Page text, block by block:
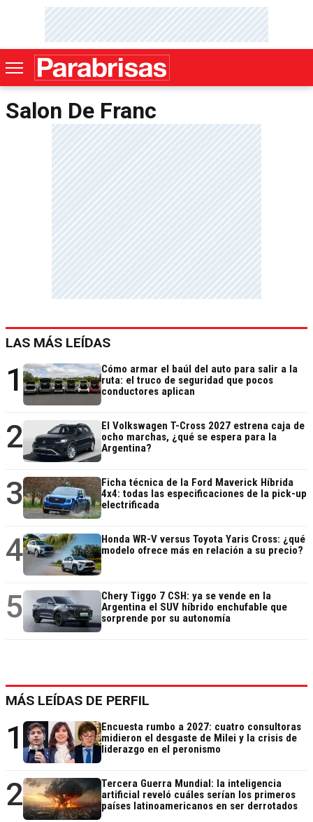
Salon De Franc
LAS MÁS LEÍDAS
1
Cómo armar el baúl del auto para salir a la
ruta: el truco de seguridad que pocos
conductores aplican
2
El Volkswagen T-Cross 2027 estrena caja de
ocho marchas, ¿qué se espera para la
Argentina?
3
Ficha técnica de la Ford Maverick Híbrida
4x4: todas las especificaciones de la pick-up
electrificada
4
Honda WR-V versus Toyota Yaris Cross: ¿qué
modelo ofrece más en relación a su precio?
5
Chery Tiggo 7 CSH: ya se vende en la
Argentina el SUV híbrido enchufable que
sorprende por su autonomía
MÁS LEÍDAS DE PERFIL
1
Encuesta rumbo a 2027: cuatro consultoras
midieron el desgaste de Milei y la crisis de
liderazgo en el peronismo
2
Tercera Guerra Mundial: la inteligencia
artificial reveló cuáles serían los primeros
países latinoamericanos en ser derrotados